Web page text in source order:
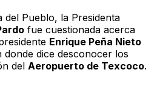
del Pueblo, la Presidenta
fue cuestionada acerca
Enrique Peña Nieto
dice desconocer los
del Aeropuerto de Texcoco.